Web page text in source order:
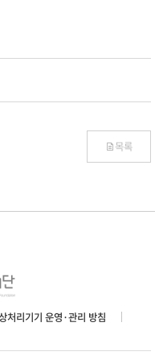
목록
처리기기 운영·관리 방침